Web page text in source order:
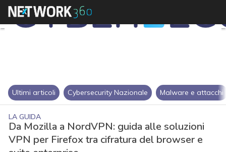
Ultimi articoli Cybersecurity Nazionale Malware e attacchi
LA GUIDA
Da Mozilla a NordVPN: guida alle soluzioni
VPN per Firefox tra cifratura del browser e